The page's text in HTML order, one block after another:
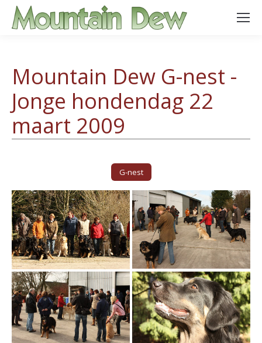
Mountain Dew G-nest -
Jonge hondendag 22
maart 2009
G-nest